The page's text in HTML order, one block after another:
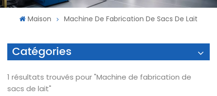
Maison Machine De Fabrication De Sacs De Lait
Catégories
1 résultats trouvés pour "Machine de fabrication de
sacs de lait"